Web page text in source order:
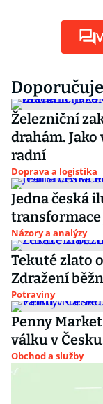
Železniční
drahám.
radní
Doprava a logistika
Jedna česká
Názory a analýzy
Tekuté zlato
Zdražení
Potraviny
Penny
válku v
Obchod a služby